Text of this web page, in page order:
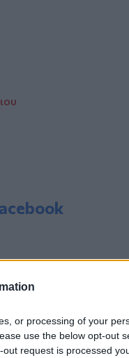
or processing of your
use the below opt-out
request is processed